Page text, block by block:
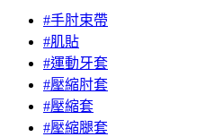
#手肘束帶
#肌貼
#運動牙套
#壓縮肘套
#壓縮套
#壓縮腿套